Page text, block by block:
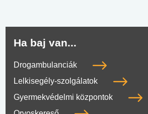
Ha baj van...
Drogambulanciák
Lelkisegély-szolgálatok
Gyermekvédelmi központok